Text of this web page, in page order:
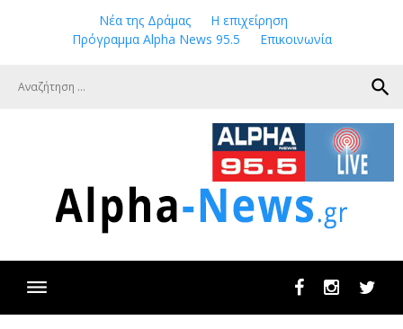
Νέα της Δράμας
Η επιχείρηση
Πρόγραμμα Alpha News 95.5
Επικοινωνία
search
FacebookInstagram